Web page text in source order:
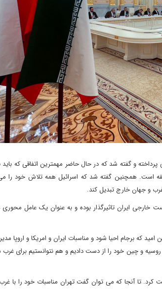
و گفته شد که در حال حاضر مهمترین اتفاقی که
است. همچنین گفته شد که اسرائیل همه تلاش خود را
غرب و جهان خارج تبدیل کند.
خارجی ایران تاثیرگذار بوده و به عنوان یک عامل محوری
که برجام احیا شود و مناسبات ایران و امریکا و اروپا
و چین خود را از دست دادیم و هم نتوانستیم برای غرب
تا آنجا که می توان گفت تهران مناسبات خود را با